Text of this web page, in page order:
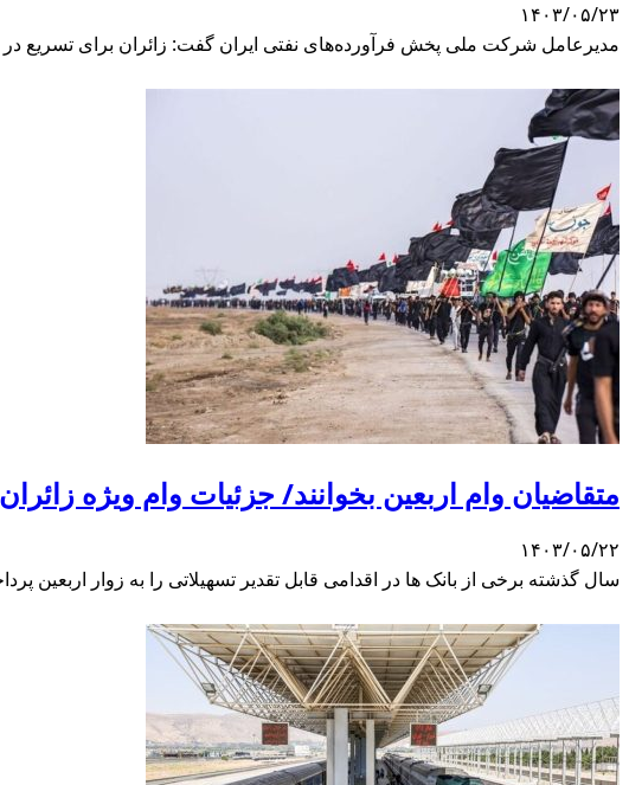
۱۴۰۳/۰۵/۲۳
مدیرعامل شرکت ملی پخش فرآورده‌های نفتی ایران گفت: زائران برای
متقاضیان وام اربعین بخوانند/ جزئیات وام ویژه زائران
۱۴۰۳/۰۵/۲۲
سال گذشته برخی از بانک ها در اقدامی قابل تقدیر تسهیلاتی را به زوار اربعین